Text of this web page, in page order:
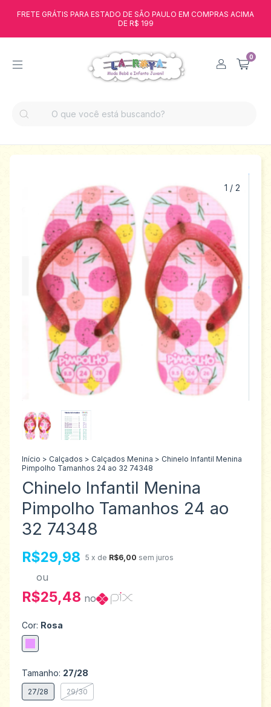
FRETE GRÁTIS PARA ESTADO DE SÃO PAULO EM COMPRAS ACIMA
DE R$ 199
0
1 / 2
Início > Calçados > Calçados Menina > Chinelo Infantil Menina
Pimpolho Tamanhos 24 ao 32 74348
Chinelo Infantil Menina
Pimpolho Tamanhos 24 ao
32 74348
R$29,98 5 x de R$6,00 sem juros
ou
R$25,48 no
Cor: Rosa
Tamanho: 27/28
27/28 29/30